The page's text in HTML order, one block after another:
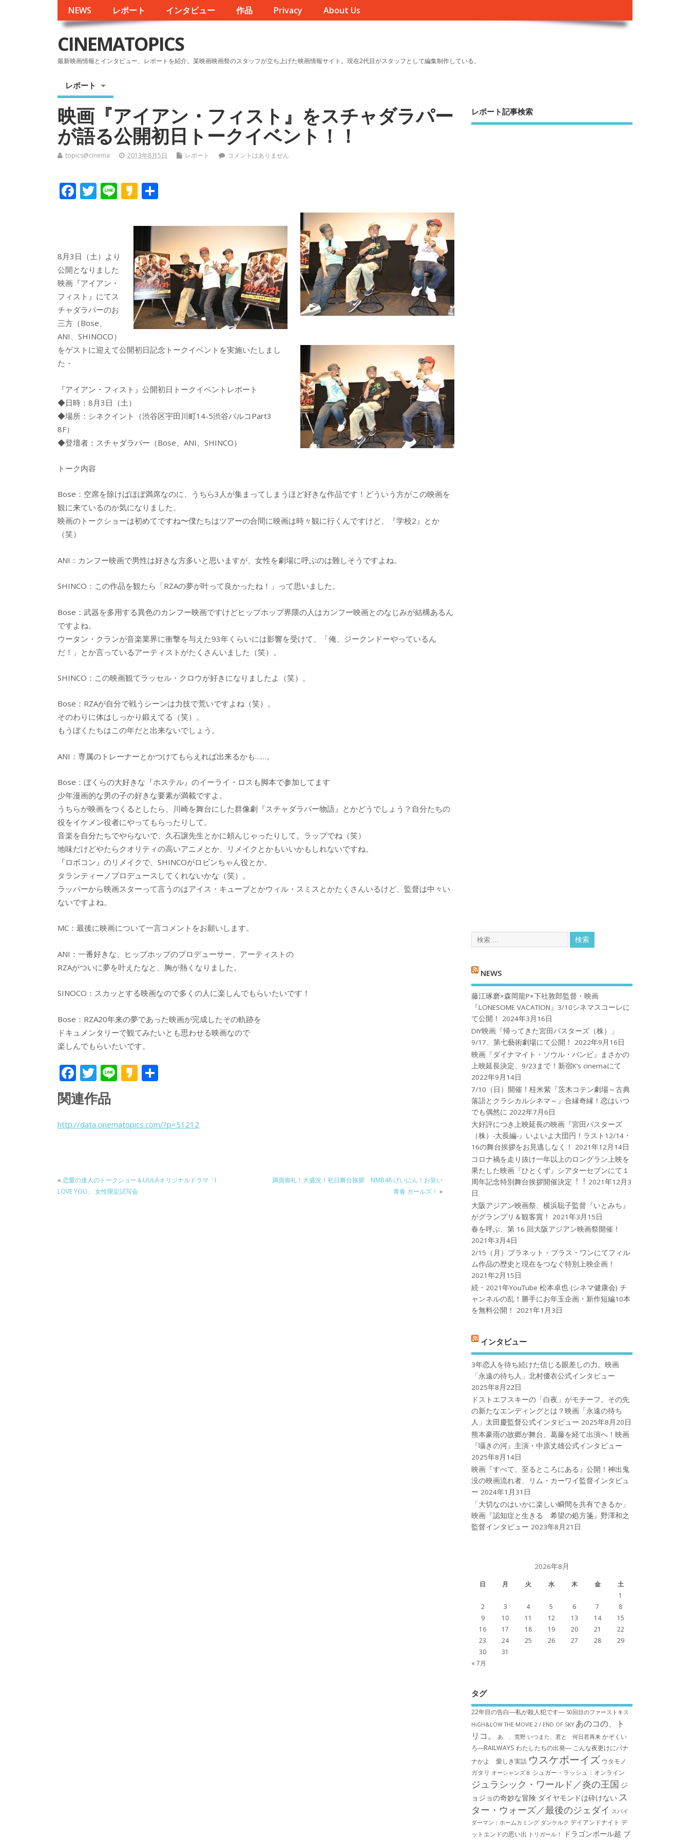
NEWS レポート インタビュー 作品 Privacy About Us
CINEMATOPICS
最新映画情報とインタビュー、レポートを紹介。某映画映画祭のスタッフが立ち上げた映画情報サイト。現在2代目がスタッフとして編集制作している。
レポート
映画『アイアン・フィスト』をスチャダラパー
が語る公開初日トークイベント！！
topics@cinema 2013年8月5日 レポート コメントはありません
F
o
o
k
T Li K
k
o
8月3日（土）より
公開となりました
映画『アイアン・
フィスト』にてス
チャダラパーのお
三方（Bose、
ANI、SHINOCO）
をゲストに迎えて公開初日記念トークイベントを実施いたしまし
た・
『アイアン・フィスト』公開初日トークイベントレポート
◆日時：8月3日（土）
◆場所：シネクイント（渋谷区宇田川町14-5渋谷パルコPart3
8F）
◆登壇者：スチャダラパー（Bose、ANI、SHINCO）
トーク内容
Bose：空席を除けばほぼ満席なのに、うちら3人が集まってしまうほど好きな作品です！どういう方がこの映画を
観に来ているのか気になりました。
映画のトークショーは初めてですね〜僕たちはツアーの合間に映画は時々観に行くんですけど、『学校2』とか
（笑）
ANI：カンフー映画で男性は好きな方多いと思いますが、女性を劇場に呼ぶのは難しそうですよね。
SHINCO：この作品を観たら「RZAの夢が叶って良かったね！」って思いました。
Bose：武器を多用する異色のカンフー映画ですけどヒップホップ界隈の人はカンフー映画とのなじみが結構あるん
ですよね。
ウータン・クランが音楽業界に衝撃を与えた93年くらいには影響を受けて、「俺、ジークンドーやっているん
だ！」とか言っているアーティストがたくさんいました（笑）。
SHINCO：この映画観てラッセル・クロウが好きになりましたよ（笑）。
Bose：RZAが自分で戦うシーンは力技で荒いですよね（笑）。
そのわりに体はしっかり鍛えてる（笑）。
もうぼくたちはこの年だと出来ないでしょう。
ANI：専属のトレーナーとかつけてもらえれば出来るかも……。
Bose：ぼくらの大好きな『ホステル』のイーライ・ロスも脚本で参加してます
少年漫画的な男の子の好きな要素が満載ですよ。
うちらが映画をつくるとしたら、川崎を舞台にした群像劇『スチャダラパー物語』とかどうでしょう？自分たちの
役をイケメン役者にやってもらったりして。
音楽を自分たちでやらないで、久石譲先生とかに頼んじゃったりして。ラップでね（笑）
地味だけどやたらクオリティの高いアニメとか、リメイクとかもいいかもしれないですね。
『ロボコン』のリメイクで、SHINCOがロビンちゃん役とか。
タランティーノプロデュースしてくれないかな（笑）。
ラッパーから映画スターって言うのはアイス・キューブとかウィル・スミスとかたくさんいるけど、監督は中々い
ないですよね。
MC：最後に映画について一言コメントをお願いします。
ANI：一番好きな、ヒップホップのプロデューサー、アーティストの
RZAがついに夢を叶えたなと、胸が熱くなりました。
SINOCO：スカッとする映画なので多くの人に楽しんでもらいたいです！
Bose：RZA20年来の夢であった映画が完成したその軌跡を
ドキュメンタリーで観てみたいとも思わせる映画なので
楽しんでもらいたいです。
F
ac
e
b
k
T
w
itt
er
Li K
a
関連作品
http://data.cinematopics.com/?p=51212
« 恋愛の達人のトークショー＆UULAオリジナルドラマ「I
LOVE YOU」 女性限定試写会
満員御礼！大盛況！初日舞台挨拶 NMB48 げいにん！お笑い
青春 ガールズ！ »
レポート記事検索
NEWS
藤江琢磨×森岡龍P×下社敦郎監督・映画
『LONESOME VACATION』3/10シネマスコーレに
て公開！
2024年3月16日
DIY映画『帰ってきた宮田バスターズ（株）」
9/17、第七藝術劇場にて公開！
2022年9月16日
映画『ダイナマイト・ソウル・バンビ』まさかの
上映延長決定、9/23まで！新宿K’s cinemaにて
2022年9月14日
7/10（日）開催！桂米紫『茨木コテン劇場～古典
落語とクラシカルシネマ～』合縁奇縁！恋はいつ
でも偶然に 2022年7月6日
大好評につき上映延長の映画『宮田バスターズ
（株）-大長編-』いよいよ大団円！ラスト12/14・
16の舞台挨拶をお見逃しなく！
2021年12月14日
コロナ禍を⾛り抜け⼀年以上のロングラン上映を
果たした映画『ひとくず』シアターセブンにて１
周年記念特別舞台挨拶開催決定︕︕ 2021年12月3
日
大阪アジアン映画祭、横浜聡子監督『いとみち』
がグランプリ＆観客賞！
2021年3月15日
春を呼ぶ、第 16 回大阪アジアン映画祭開催！
2021年3月4日
2/15（月）プラネット・プラス・ワンにてフィル
ム作品の歴史と現在をつなぐ特別上映企画！
2021年2月15日
続・2021年YouTube 松本卓也 (シネマ健康会) チ
ャンネルの乱！勝手にお年玉企画・新作短編10本
を無料公開！
2021年1月3日
インタビュー
3年恋人を待ち続けた信じる眼差しの力。映画
「永遠の待ち人」北村優衣公式インタビュー
2025年8月22日
ドストエフスキーの「白夜」がモチーフ。その先
の新たなエンディングとは？映画「永遠の待ち
人」太田慶監督公式インタビュー 2025年8月20日
熊本豪雨の故郷が舞台、葛藤を経て出演へ！映画
『囁きの河』主演・中原丈雄公式インタビュー
2025年8月14日
映画『すべて、至るところにある』公開！神出鬼
没の映画流れ者、リム・カーワイ監督インタビュ
ー 2024年1月31日
「大切なのはいかに楽しい瞬間を共有できるか」
映画『認知症と生きる 希望の処方箋』野澤和之
監督インタビュー 2023年8月21日
2026年8月
日 月 火 水 木 金
土
1
2
3 4 5 6 7
8
9
10 11 12 13 14
15
16
17 18 19 20 21
22
23
24 25 26 27 28
29
30
31
« 7月
タグ
22年目の告白―私が殺人犯です― 50回目のファーストキス
HiGH&LOW THE MOVIE 2 / END OF SKY あのコの、ト
リコ。
あゝ、荒野 いつまた、君と 何日君再来 かぞくい
ろ―RAILWAYS わたしたちの出発― こんな夜更けにバナ
ナかよ 愛しき実話 ウスケボーイズ ウタモノ
ガタリ オーシャンズ８ シュガー・ラッシュ：オ​ンライン
ジュラシック・ワールド／炎の王国 ジ
ョジョの奇妙な冒険 ダイヤモンドは砕けない ス
ター・ウォーズ／最後のジェダイ スパイ
ダーマン：ホームカミング ダンケルク デイアンドナイト デ
ットエンドの思い出
トリガール！ ドラゴンボール超 ブ